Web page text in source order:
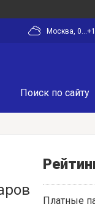
Москва, 0...+1
Платные